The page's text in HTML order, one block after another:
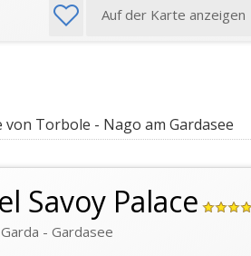
Auf der Karte anzeigen
Torbole - Nago am Gardasee
Savoy Palace
- Gardasee